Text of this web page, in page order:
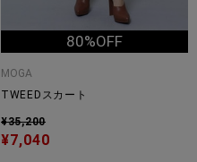
80%OFF
MOGA
TWEEDスカート
¥35,200
¥7,040